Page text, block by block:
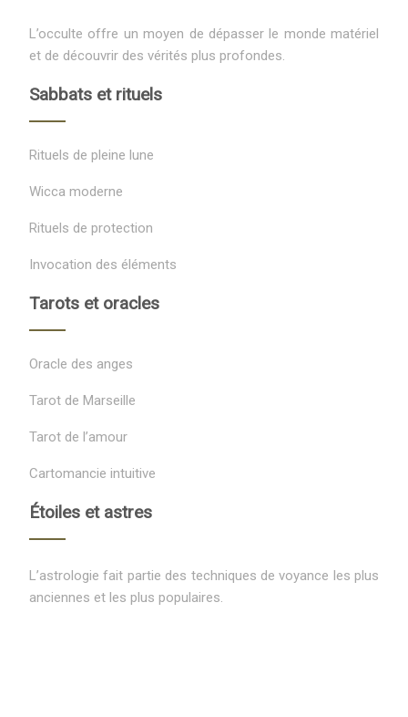
L’occulte offre un moyen de dépasser le monde matériel
et de découvrir des vérités plus profondes.
Sabbats et rituels
Rituels de pleine lune
Wicca moderne
Rituels de protection
Invocation des éléments
Tarots et oracles
Oracle des anges
Tarot de Marseille
Tarot de l’amour
Cartomancie intuitive
Étoiles et astres
L’astrologie fait partie des techniques de voyance les plus
anciennes et les plus populaires.